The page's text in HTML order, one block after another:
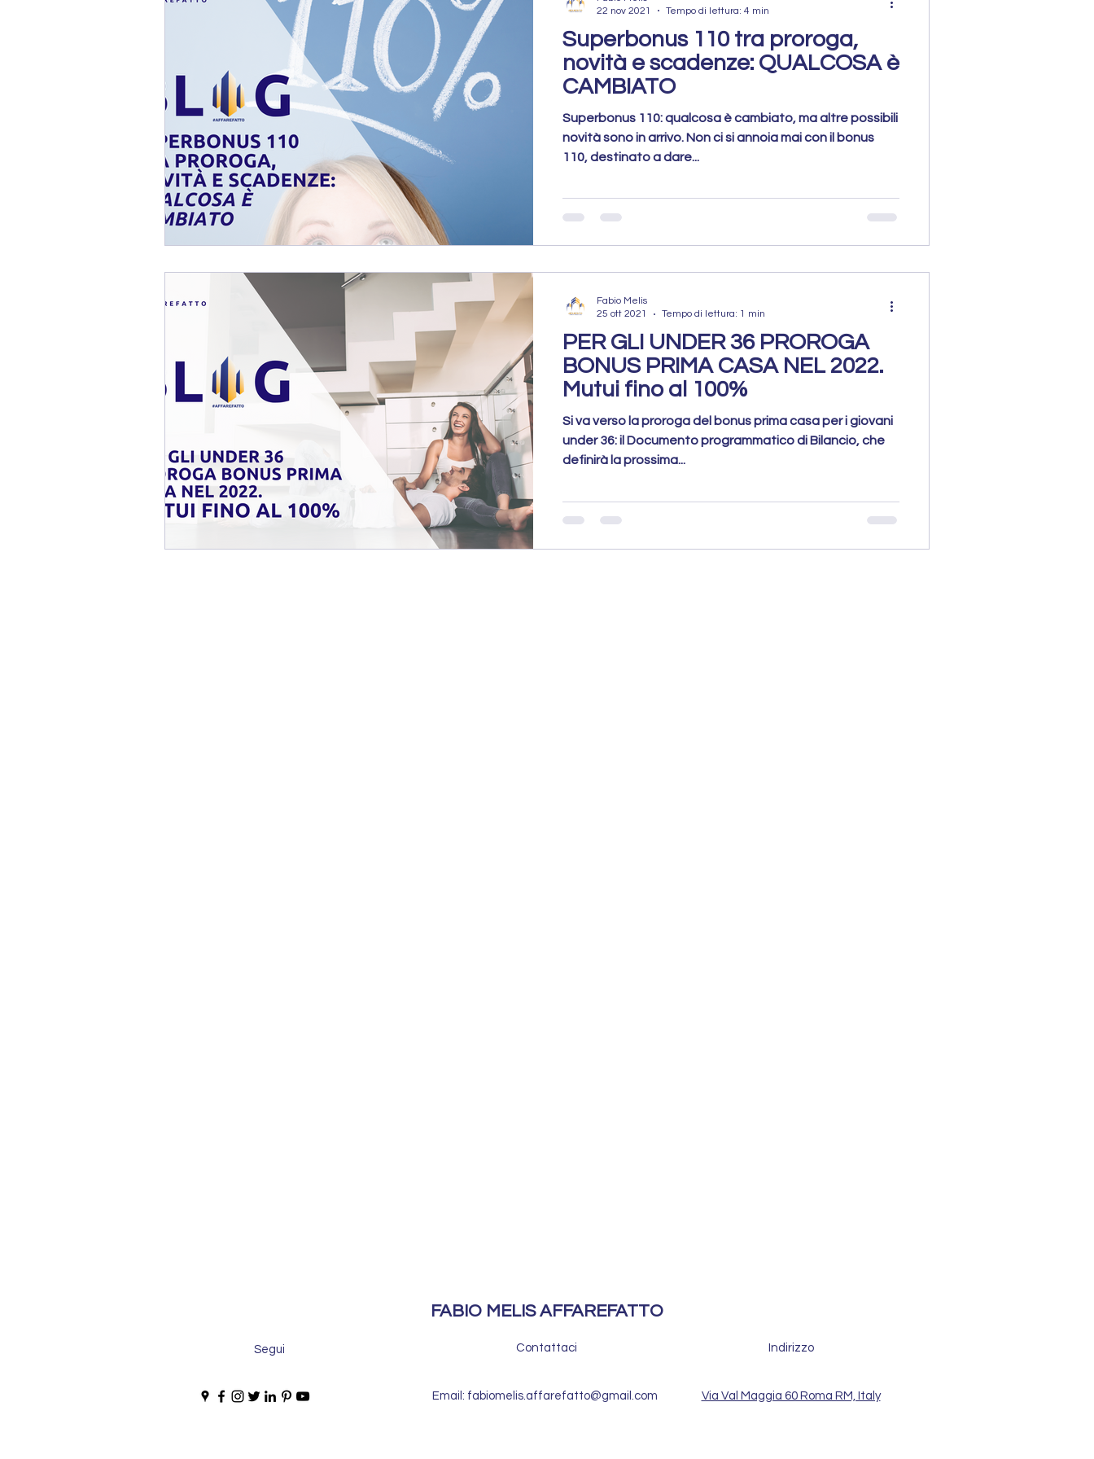
Superbonus 110 tra proroga,
novità e scadenze: QUALCOSA è
CAMBIATO
Superbonus 110: qualcosa è cambiato, ma altre possibili
novità sono in arrivo. Non ci si annoia mai con il bonus
110, destinato a dare...
22 nov 2021
Tempo di lettura: 4 min
PER GLI UNDER 36 PROROGA
BONUS PRIMA CASA NEL 2022.
Mutui fino al 100%
Si va verso la proroga del bonus prima casa per i giovani
under 36: il Documento programmatico di Bilancio, che
definirà la prossima...
Fabio Melis
25 ott 2021
Tempo di lettura: 1 min
FABIO MELIS AFFAREFATTO
Segui Contattaci
Email: fabiomelis.affarefatto@gmail.com
Indirizzo
Via Val Maggia 60 Roma RM, Italy